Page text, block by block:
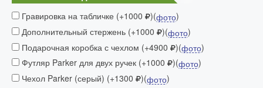
Гравировка на табличке (+1000 )(фото)
Дополнительный стержень (+1000
)(фото)
Подарочная коробка с чехлом (+4900
)(фото)
Футляр Parker для двух ручек (+1000
)(фото)
Чехол Parker (серый) (+1300
)(фото)